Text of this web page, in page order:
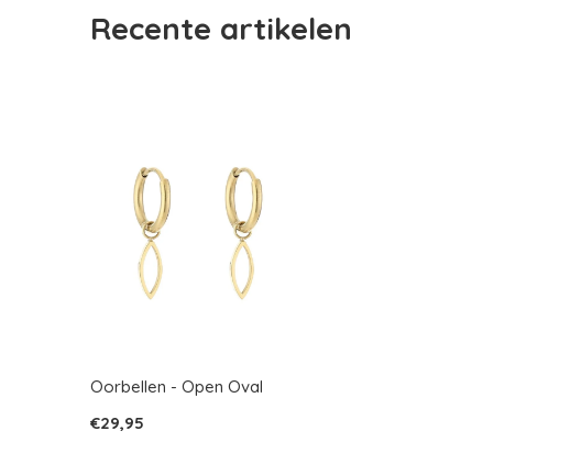
Recente artikelen
Oorbellen - Open Oval
€29,95